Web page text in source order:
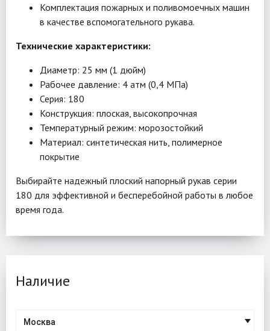
Комплектация пожарных и поливомоечных машин
в качестве вспомогательного рукава.
Технические характеристики:
Диаметр: 25 мм (1 дюйм)
Рабочее давление: 4 атм (0,4 МПа)
Серия: 180
Конструкция: плоская, высокопрочная
Температурный режим: морозостойкий
Материал: синтетическая нить, полимерное
покрытие
Выбирайте надежный плоский напорный рукав серии
180 для эффективной и бесперебойной работы в любое
время года.
Наличие
Москва